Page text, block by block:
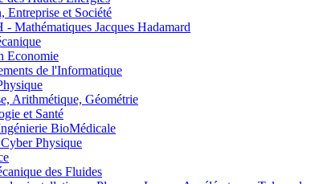
et Société
Jacques Hadamard
Economie
de l'Informatique
Arithmétique, Géométrie
et Santé
BioMédicale
Physique
des Fluides